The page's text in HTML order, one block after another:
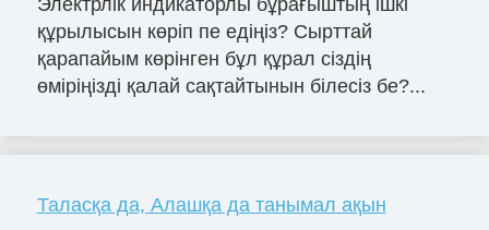
құрылысын көріп пе едіңіз? Сырттай
қарапайым көрінген бұл құрал сіздің
өміріңізді қалай сақтайтынын білесіз бе?...
Таласқа да, Алашқа да танымал ақын